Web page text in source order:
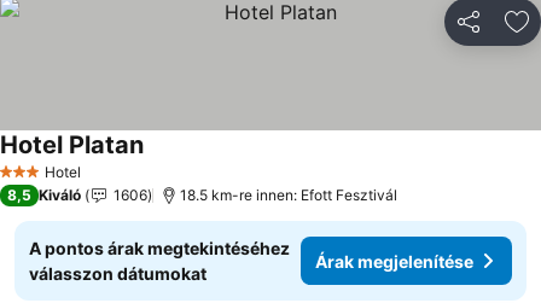
3 Kategória
Hotel
Hotel Platan
8,5 Kiváló 1606 18.5 km-re innen: Efott Fesztivál
A pontos árak megtekintéséhez
válasszon dátumokat
Árak megjelenítése